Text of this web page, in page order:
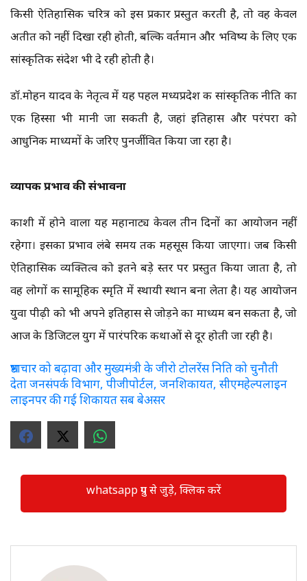
किसी ऐतिहासिक चरित्र को इस प्रकार प्रस्तुत करती है, तो वह केवल
अतीत को नहीं दिखा रही होती, बल्कि वर्तमान और भविष्य के लिए एक
सांस्कृतिक संदेश भी दे रही होती है।
डॉ.मोहन यादव के नेतृत्व में यह पहल मध्यप्रदेश की सांस्कृतिक नीति का
एक हिस्सा भी मानी जा सकती है, जहां इतिहास और परंपरा को
आधुनिक माध्यमों के जरिए पुनर्जीवित किया जा रहा है।
व्यापक प्रभाव की संभावना
काशी में होने वाला यह महानाट्य केवल तीन दिनों का आयोजन नहीं
रहेगा। इसका प्रभाव लंबे समय तक महसूस किया जाएगा। जब किसी
ऐतिहासिक व्यक्तित्व को इतने बड़े स्तर पर प्रस्तुत किया जाता है, तो
वह लोगों की सामूहिक स्मृति में स्थायी स्थान बना लेता है। यह आयोजन
युवा पीढ़ी को भी अपने इतिहास से जोड़ने का माध्यम बन सकता है, जो
आज के डिजिटल युग में पारंपरिक कथाओं से दूर होती जा रही है।
भ्रष्टाचार को बढ़ावा और मुख्यमंत्री के जीरो टोलरेंस निति को चुनौती
देता जनसंपर्क विभाग, पीजीपोर्टल, जनशिकायत, सीएमहेल्पलाइन
लाइनपर की गई शिकायत सब बेअसर
whatsapp ग्रुप से जुड़े, क्लिक करें